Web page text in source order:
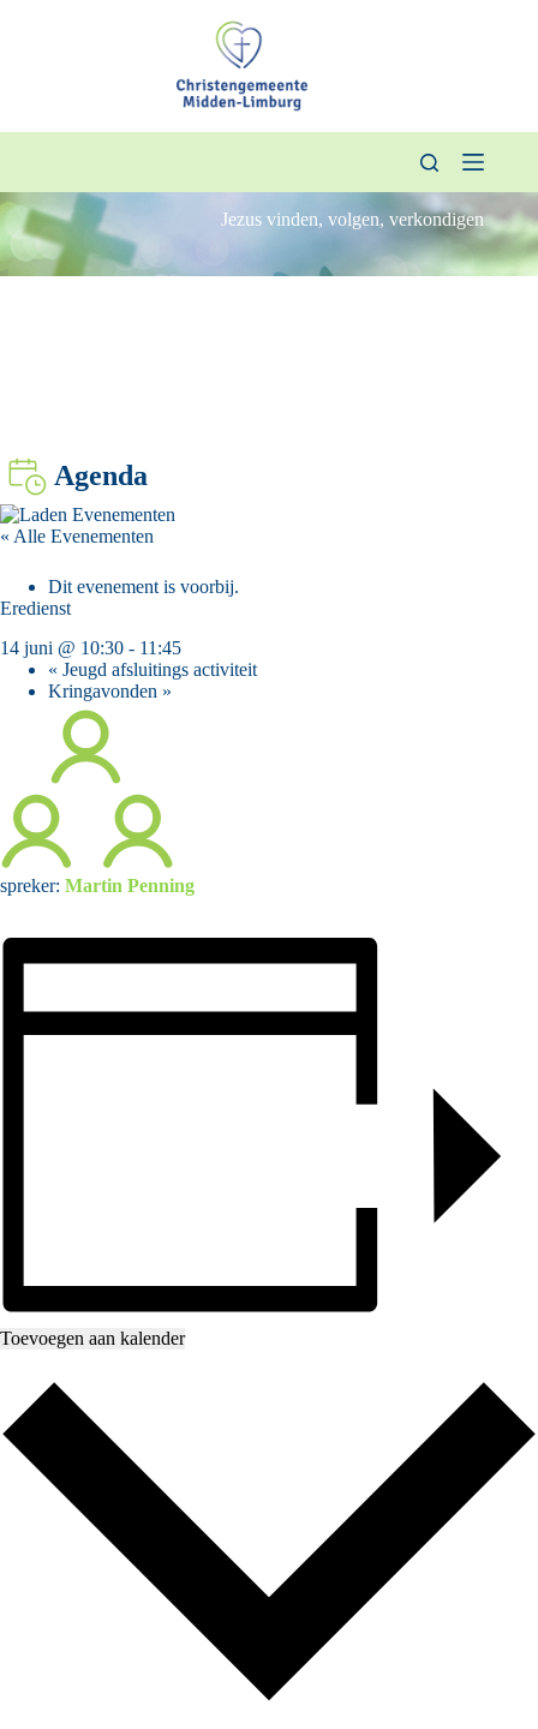
Jezus vinden, volgen, verkondigen
Agenda
« Alle Evenementen
Dit evenement is voorbij.
Eredienst
14 juni @ 10:30 - 11:45
« Jeugd afsluitings activiteit
Kringavonden »
spreker: Martin Penning
Toevoegen aan kalender